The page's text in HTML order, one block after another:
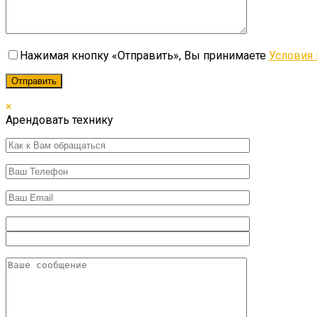
Нажимая кнопку «Отправить», Вы принимаете Условия
×
Арендовать технику